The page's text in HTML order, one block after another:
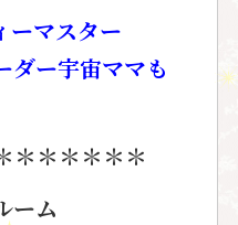
ーマスター
ダー宇宙ママも
＊＊＊＊＊＊
ーム